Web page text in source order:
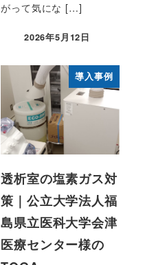
がって気にな […]
2026年5月12日
導入事例
透析室の塩素ガス対
策｜公立大学法人福
島県立医科大学会津
医療センター様の